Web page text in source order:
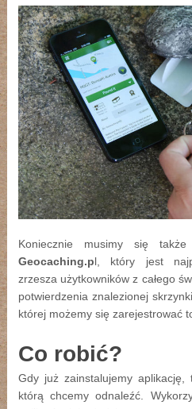
Koniecznie musimy się
Geocaching.pl, który jest
zrzesza użytkowników z całego
potwierdzenia znalezionej
której możemy się zarejestrować
Co robić?
Gdy już zainstalujemy aplikację,
którą chcemy odnaleźć.